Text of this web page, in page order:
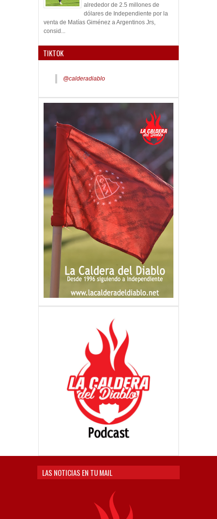
alrededor de 2.5 millones de
dólares de Independiente por la
venta de Matías Giménez a Argentinos Jrs,
consid...
TIKTOK
@calderadiablo
LAS NOTICIAS EN TU MAIL